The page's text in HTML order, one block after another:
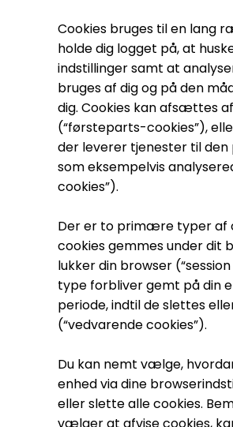
Cookies bruges til en lang
holde dig logget på, at
indstillinger samt at
bruges af dig og på den
dig. Cookies kan afsættes
(“førsteparts-cookies”),
der leverer tjenester til
som eksempelvis
cookies”).
Der er to primære typer af
cookies gemmes under dit
lukker din browser
type forbliver gemt på din
periode, indtil de slettes
(“vedvarende cookies”).
Du kan nemt vælge,
enhed via dine
eller slette alle cookies.